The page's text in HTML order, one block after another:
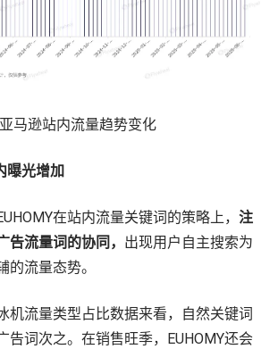
亚马逊站内流量趋势变化
曝光增加
在站内流量关键词的策略上， 注
告流量词的协同， 出现用户自主搜索为
的流量态势。
机流量类型占比数据来看，自然关键词
告词次之。在销售旺季，EUHOMY还会